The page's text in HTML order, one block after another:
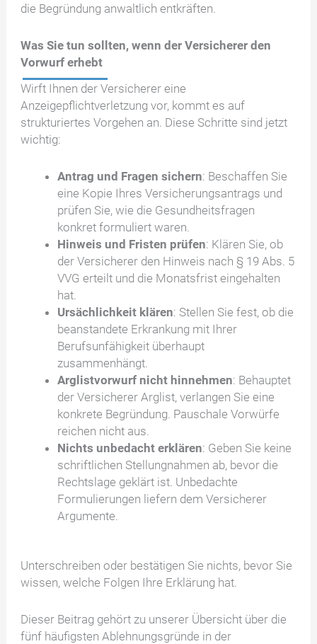
die Begründung anwaltlich entkräften.
Was Sie tun sollten, wenn der Versicherer den
Vorwurf erhebt
Wirft Ihnen der Versicherer eine
Anzeigepflichtverletzung vor, kommt es auf
strukturiertes Vorgehen an. Diese Schritte sind jetzt
wichtig:
Antrag und Fragen sichern: Beschaffen Sie
eine Kopie Ihres Versicherungsantrags und
prüfen Sie, wie die Gesundheitsfragen
konkret formuliert waren.
Hinweis und Fristen prüfen: Klären Sie, ob
der Versicherer den Hinweis nach § 19 Abs. 5
VVG erteilt und die Monatsfrist eingehalten
hat.
Ursächlichkeit klären: Stellen Sie fest, ob die
beanstandete Erkrankung mit Ihrer
Berufsunfähigkeit überhaupt
zusammenhängt.
Arglistvorwurf nicht hinnehmen: Behauptet
der Versicherer Arglist, verlangen Sie eine
konkrete Begründung. Pauschale Vorwürfe
reichen nicht aus.
Nichts unbedacht erklären: Geben Sie keine
schriftlichen Stellungnahmen ab, bevor die
Rechtslage geklärt ist. Unbedachte
Formulierungen liefern dem Versicherer
Argumente.
Unterschreiben oder bestätigen Sie nichts, bevor Sie
wissen, welche Folgen Ihre Erklärung hat.
Dieser Beitrag gehört zu unserer Übersicht über die
fünf häufigsten Ablehnungsgründe in der